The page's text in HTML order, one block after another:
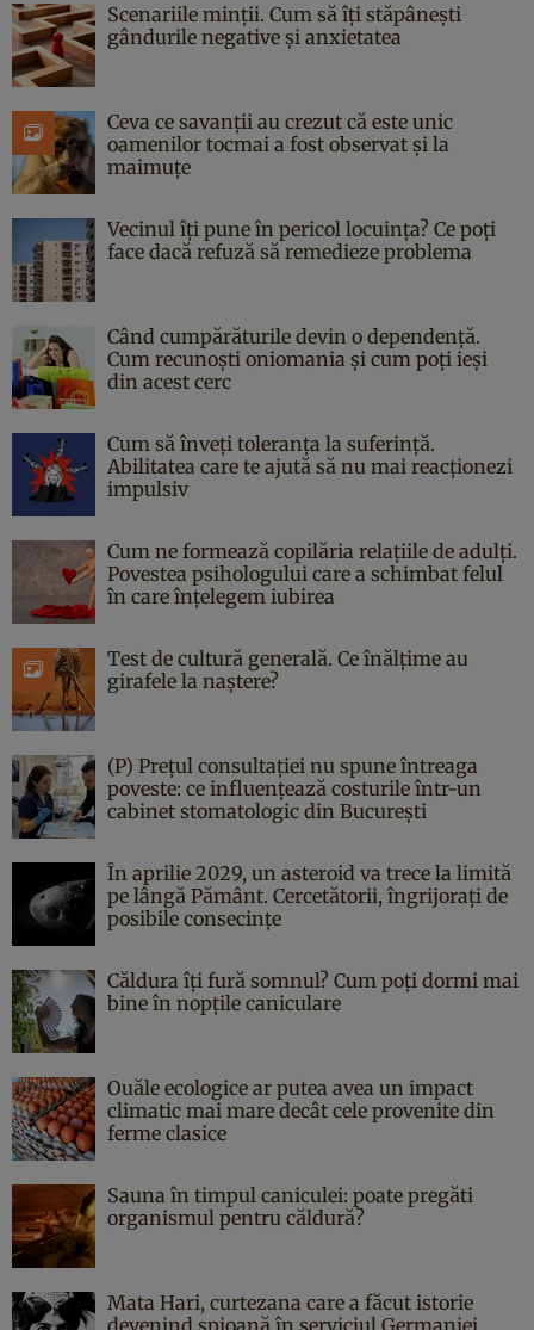
Scenariile minții. Cum să îți stăpânești
gândurile negative și anxietatea
Ceva ce savanții au crezut că este unic
oamenilor tocmai a fost observat și la
maimuțe
Vecinul îți pune în pericol locuința? Ce poți
face dacă refuză să remedieze problema
Când cumpărăturile devin o dependență.
Cum recunoști oniomania și cum poți ieși
din acest cerc
Cum să înveți toleranța la suferință.
Abilitatea care te ajută să nu mai reacționezi
impulsiv
Cum ne formează copilăria relațiile de adulți.
Povestea psihologului care a schimbat felul
în care înțelegem iubirea
Test de cultură generală. Ce înălțime au
girafele la naștere?
(P) Prețul consultației nu spune întreaga
poveste: ce influențează costurile într-un
cabinet stomatologic din București
În aprilie 2029, un asteroid va trece la limită
pe lângă Pământ. Cercetătorii, îngrijorați de
posibile consecințe
Căldura îți fură somnul? Cum poți dormi mai
bine în nopțile caniculare
Ouăle ecologice ar putea avea un impact
climatic mai mare decât cele provenite din
ferme clasice
Sauna în timpul caniculei: poate pregăti
organismul pentru căldură?
Mata Hari, curtezana care a făcut istorie
devenind spioană în serviciul Germaniei